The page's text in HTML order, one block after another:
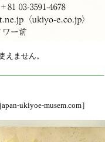
えません。
ukiyoe-musem.com］